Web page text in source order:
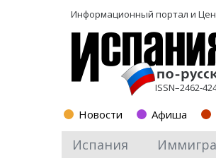
Информационный портал и
ISSN–2462-
Новости Афиша
Испания